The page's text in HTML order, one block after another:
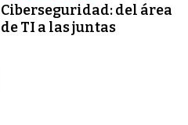
Ciberseguridad: del área
de TI a las juntas